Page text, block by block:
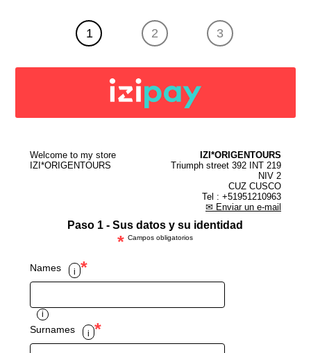
1 2 3
Welcome to my store
IZI*ORIGENTOURS
IZI*ORIGENTOURS
Triumph street 392 INT 219
NIV 2
CUZ CUSCO
Tel : +51951210963
✉ Enviar un e-mail
Paso 1 - Sus datos y su identidad
* Campos obligatorios
Names i *
i
Surnames i *